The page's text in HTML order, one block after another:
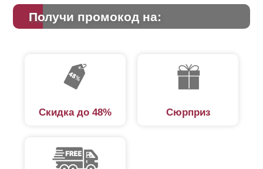
Получи промокод на:
Скидка до 48% Сюрприз